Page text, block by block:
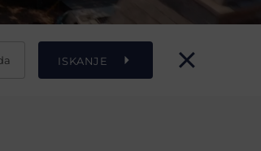
ISKANJE